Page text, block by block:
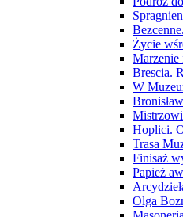
Życie
Marzenie
Brescia.
W
Hoplici.
Trasa
Finisaż
Papież
Olga